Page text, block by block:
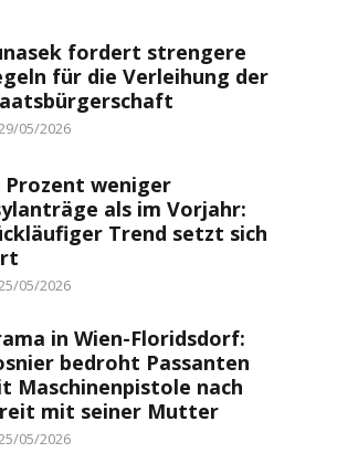
fordert strengere
für die Verleihung der
Posted
05/2026
Prozent weniger
als im Vorjahr:
Trend setzt sich
Posted
05/2026
in Wien-Floridsdorf:
bedroht Passanten
Maschinenpistole nach
mit seiner Mutter
Posted
05/2026